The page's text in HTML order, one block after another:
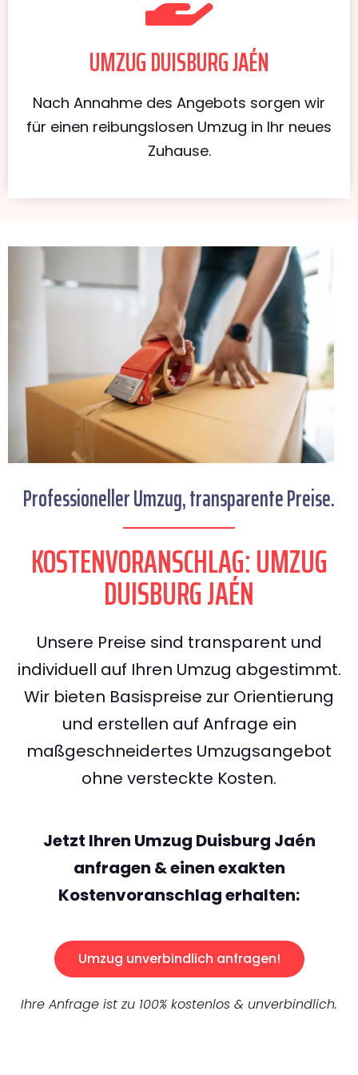
UMZUG DUISBURG JAÉN
Nach Annahme des Angebots sorgen wir
für einen reibungslosen Umzug in Ihr neues
Zuhause.
Professioneller Umzug, transparente Preise.
KOSTENVORANSCHLAG: UMZUG
DUISBURG JAÉN
Unsere Preise sind transparent und
individuell auf Ihren Umzug abgestimmt.
Wir bieten Basispreise zur Orientierung
und erstellen auf Anfrage ein
maßgeschneidertes Umzugsangebot
ohne versteckte Kosten.
Jetzt Ihren Umzug Duisburg Jaén
anfragen & einen exakten
Kostenvoranschlag erhalten:
Umzug unverbindlich anfragen!
Ihre Anfrage ist zu 100% kostenlos & unverbindlich.